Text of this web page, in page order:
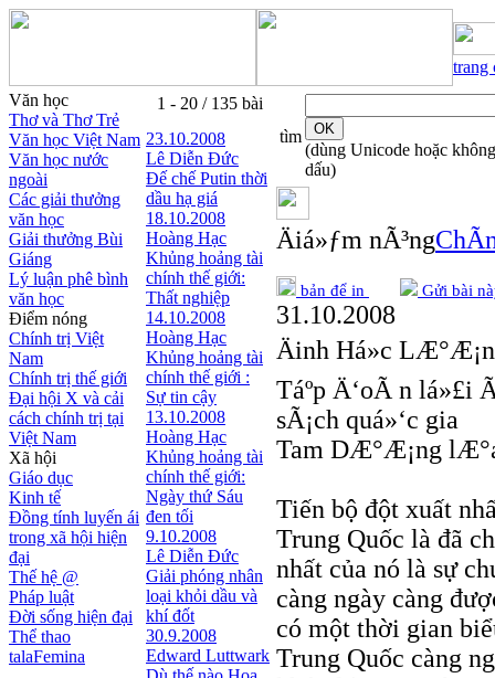
trang
Văn học
Thơ và Thơ Trẻ
Văn học Việt Nam
Văn học nước
ngoài
Các giải thưởng
văn học
Giải thưởng Bùi
Giáng
Lý luận phê bình
văn học
Điểm nóng
Chính trị Việt
Nam
Chính trị thế giới
Đại hội X và cải
cách chính trị tại
Việt Nam
Xã hội
Giáo dục
Kinh tế
Đồng tính luyến ái
trong xã hội hiện
đại
Thế hệ @
Pháp luật
Đời sống hiện đại
Thể thao
talaFemina
1 - 20 / 135 bài
23.10.2008
Lê Diễn Đức
Đế chế Putin thời
dầu hạ giá
18.10.2008
Hoàng Hạc
Khủng hoảng tài
chính thế giới:
Thất nghiệp
14.10.2008
Hoàng Hạc
Khủng hoảng tài
chính thế giới :
Sự tin cậy
13.10.2008
Hoàng Hạc
Khủng hoảng tài
chính thế giới:
Ngày thứ Sáu
đen tối
9.10.2008
Lê Diễn Đức
Giải phóng nhân
loại khỏi dầu và
khí đốt
30.9.2008
Edward Luttwark
tìm
(dùng Unicode hoặc không
dấu)
Äiá»ƒm nÃ³ng
bản để in Gửi bài
31.10.2008
Äinh Há»c
Táº­p Ä‘oÃ n lá»£i
sÃ¡ch quá»‘c gia
Tam DÆ°Æ¡ng
Tiến bộ đột xuất
Trung Quốc là đã
nhất của nó là sự
càng ngày càng
có một thời gian
Trung Quốc càng